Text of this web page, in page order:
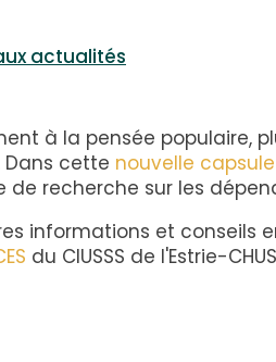
actualités
à la pensée populaire,
cette nouvelle capsule
de recherche sur les
informations et conseils
du CIUSSS de l'Estrie-